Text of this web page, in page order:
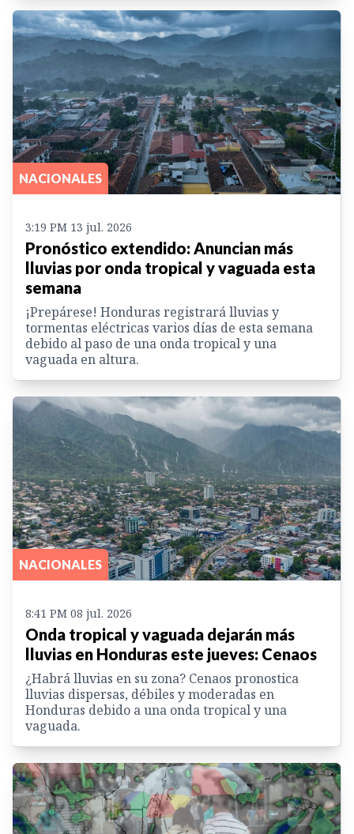
NACIONALES
3:19 PM 13 jul. 2026
Pronóstico extendido: Anuncian más
lluvias por onda tropical y vaguada esta
semana
¡Prepárese! Honduras registrará lluvias y
tormentas eléctricas varios días de esta semana
debido al paso de una onda tropical y una
vaguada en altura.
NACIONALES
8:41 PM 08 jul. 2026
Onda tropical y vaguada dejarán más
lluvias en Honduras este jueves: Cenaos
¿Habrá lluvias en su zona? Cenaos pronostica
lluvias dispersas, débiles y moderadas en
Honduras debido a una onda tropical y una
vaguada.